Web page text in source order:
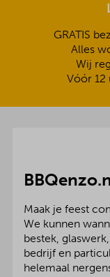
GRATIS
Alles
Wij
Vóór 12
Maak je feest
We kunnen
bestek,
bedrijf en
helemaal